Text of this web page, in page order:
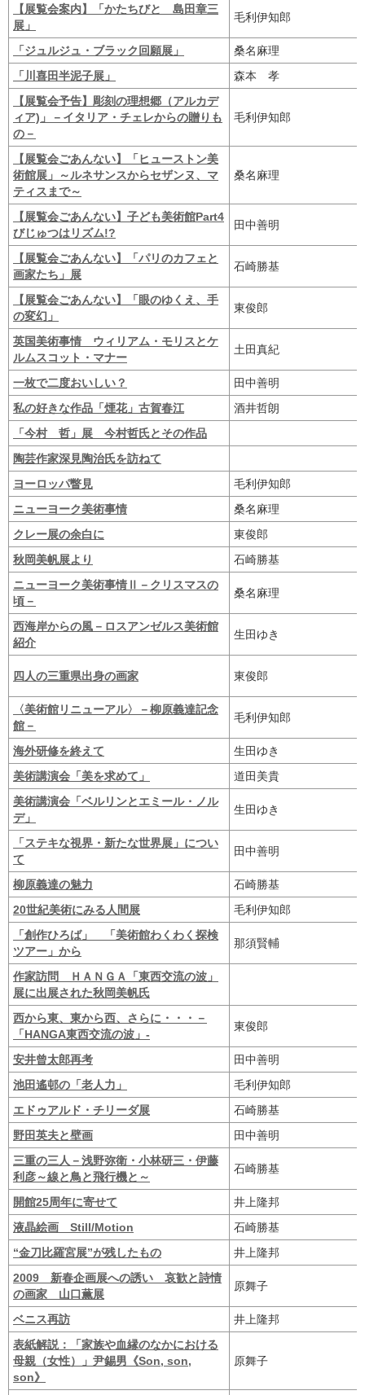
【展覧会案内】「かたちびと 島田章三
展」
毛利伊知郎
「ジュルジュ・ブラック回願展」
桑名麻理
「川喜田半泥子展」
森本 孝
【展覧会予告】彫刻の理想郷（アルカデ
ィア)」－イタリア・チェレからの贈りも
の－
毛利伊知郎
【展覧会ごあんない】「ヒューストン美
術館展」～ルネサンスからセザンヌ、マ
ティスまで～
桑名麻理
【展覧会ごあんない】子ども美術館Part4
びじゅつはリズム!?
田中善明
【展覧会ごあんない】「パリのカフェと
画家たち」展
石崎勝基
【展覧会ごあんない】「眼のゆくえ、手
の変幻」
東俊郎
英国美術事情 ウィリアム・モリスとケ
ルムスコット・マナー
土田真紀
一枚で二度おいしい？
田中善明
私の好きな作品「煙花」古賀春江
酒井哲朗
「今村 哲」展 今村哲氏とその作品
陶芸作家深見陶治氏を訪ねて
ヨーロッパ瞥見
毛利伊知郎
ニューヨーク美術事情
桑名麻理
クレー展の余白に
東俊郎
秋岡美帆展より
石崎勝基
ニューヨーク美術事情Ⅱ－クリスマスの
頃－
桑名麻理
西海岸からの風－ロスアンゼルス美術館
紹介
生田ゆき
四人の三重県出身の画家 東俊郎
〈美術館リニューアル〉－柳原義達記念
館－
毛利伊知郎
海外研修を終えて
生田ゆき
美術講演会「美を求めて」
道田美貴
美術講演会「ベルリンとエミール・ノル
デ」
生田ゆき
「ステキな視界・新たな世界展」につい
て
田中善明
柳原義達の魅力
石崎勝基
20世紀美術にみる人間展
毛利伊知郎
「創作ひろば」 「美術館わくわく探検
ツアー」から
那須賢輔
作家訪問 ＨＡＮＧＡ「東西交流の波」
展に出展された秋岡美帆氏
西から東、東から西、さらに・・・－
「HANGA東西交流の波」-
東俊郎
安井曾太郎再考
田中善明
池田遙邨の「老人力」
毛利伊知郎
エドゥアルド・チリーダ展
石崎勝基
野田英夫と壁画
田中善明
三重の三人－浅野弥衛・小林研三・伊藤
利彦～線と鳥と飛行機と～
石崎勝基
開館25周年に寄せて
井上隆邦
液晶絵画 Still/Motion
石崎勝基
“金刀比羅宮展”が残したもの
井上隆邦
2009 新春企画展への誘い 哀歓と詩情
の画家 山口薫展
原舞子
ベニス再訪
井上隆邦
表紙解説：「家族や血縁のなかにおける
母親（女性）」尹錫男《Son, son,
son》
原舞子